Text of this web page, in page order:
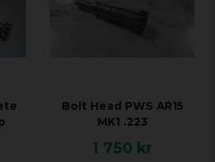
Bolt Head PWS AR15
MK1 .223
1 750 kr